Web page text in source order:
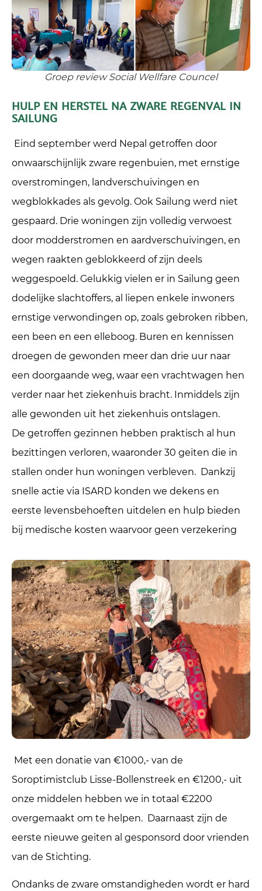
Groep review Social Wellfare Councel
HULP EN HERSTEL NA ZWARE REGENVAL IN
SAILUNG
Eind september werd Nepal getroffen door
onwaarschijnlijk zware regenbuien, met ernstige
overstromingen, landverschuivingen en
wegblokkades als gevolg. Ook Sailung werd niet
gespaard. Drie woningen zijn volledig verwoest
door modderstromen en aardverschuivingen, en
wegen raakten geblokkeerd of zijn deels
weggespoeld. Gelukkig vielen er in Sailung geen
dodelijke slachtoffers, al liepen enkele inwoners
ernstige verwondingen op, zoals gebroken ribben,
een been en een elleboog. Buren en kennissen
droegen de gewonden meer dan drie uur naar
een doorgaande weg, waar een vrachtwagen hen
verder naar het ziekenhuis bracht. Inmiddels zijn
alle gewonden uit het ziekenhuis ontslagen.
De getroffen gezinnen hebben praktisch al hun
bezittingen verloren, waaronder 30 geiten die in
stallen onder hun woningen verbleven. Dankzij
snelle actie via ISARD konden we dekens en
eerste levensbehoeften uitdelen en hulp bieden
bij medische kosten waarvoor geen verzekering
Met een donatie van €1000,- van de
Soroptimistclub Lisse-Bollenstreek en €1200,- uit
onze middelen hebben we in totaal €2200
overgemaakt om te helpen. Daarnaast zijn de
eerste nieuwe geiten al gesponsord door vrienden
van de Stichting.
Ondanks de zware omstandigheden wordt er hard